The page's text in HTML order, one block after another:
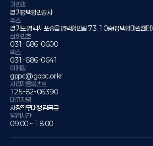
이
트
기관명
경기평택항만공사
주소
경기도 평택시 포승읍 평택항만길 73. 10층(평택항마린센터)
전화번호
031-686-0600
팩스
031-686-0641
이메일
gppc@gppc.or.kr
사업자등록번호
125-82-06390
대표자명
사장직무대행 김금규
영업시간
09:00 ~ 18:00